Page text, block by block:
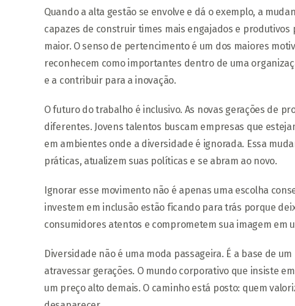
Quando a alta gestão se envolve e dá o exemplo, a
capazes de construir times mais engajados e
maior. O senso de pertencimento é um dos maiores
reconhecem como importantes dentro de uma
e a contribuir para a inovação.
O futuro do trabalho é inclusivo. As novas gerações de
diferentes. Jovens talentos buscam empresas que
em ambientes onde a diversidade é ignorada. Essa
práticas, atualizem suas políticas e se abram ao novo.
Ignorar esse movimento não é apenas uma escolha
investem em inclusão estão ficando para trás porque
consumidores atentos e comprometem sua imagem em
Diversidade não é uma moda passageira. É a base de
atravessar gerações. O mundo corporativo que insiste
um preço alto demais. O caminho está posto: quem